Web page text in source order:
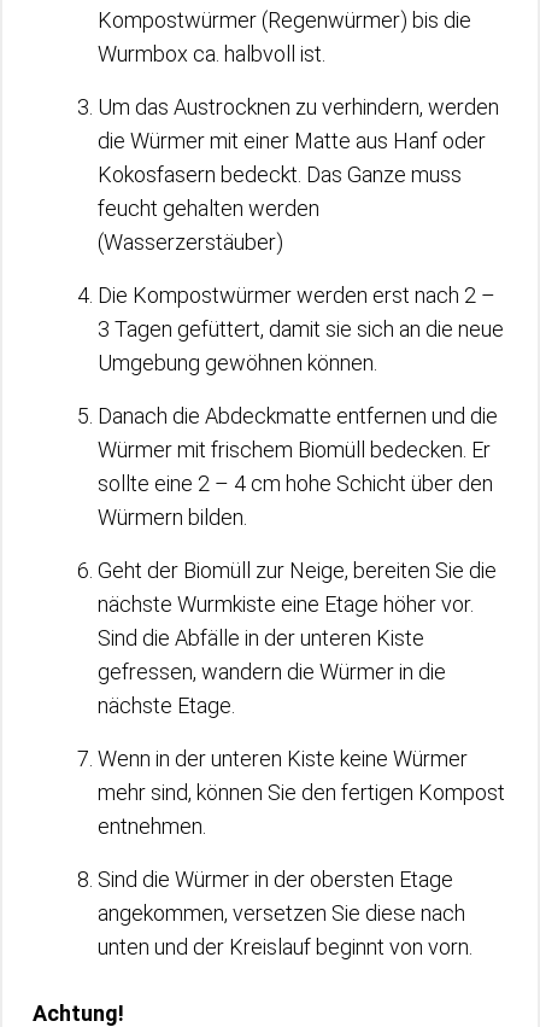
Kompostwürmer (Regenwürmer) bis die
Wurmbox ca. halbvoll ist.
Um das Austrocknen zu verhindern, werden
die Würmer mit einer Matte aus Hanf oder
Kokosfasern bedeckt. Das Ganze muss
feucht gehalten werden
(Wasserzerstäuber)
Die Kompostwürmer werden erst nach 2 –
3 Tagen gefüttert, damit sie sich an die neue
Umgebung gewöhnen können.
Danach die Abdeckmatte entfernen und die
Würmer mit frischem Biomüll bedecken. Er
sollte eine 2 – 4 cm hohe Schicht über den
Würmern bilden.
Geht der Biomüll zur Neige, bereiten Sie die
nächste Wurmkiste eine Etage höher vor.
Sind die Abfälle in der unteren Kiste
gefressen, wandern die Würmer in die
nächste Etage.
Wenn in der unteren Kiste keine Würmer
mehr sind, können Sie den fertigen Kompost
entnehmen.
Sind die Würmer in der obersten Etage
angekommen, versetzen Sie diese nach
unten und der Kreislauf beginnt von vorn.
Achtung!